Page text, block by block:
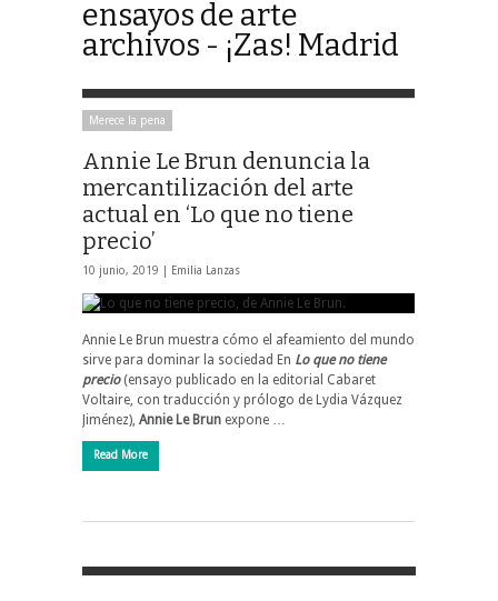
ensayos de arte
archivos - ¡Zas! Madrid
Merece la pena
Annie Le Brun denuncia la
mercantilización del arte
actual en ‘Lo que no tiene
precio’
10 junio, 2019 | Emilia Lanzas
Annie Le Brun muestra cómo el afeamiento del mundo
sirve para dominar la sociedad En Lo que no tiene
precio(ensayo publicado en la editorial Cabaret
Voltaire, con traducción y prólogo de Lydia Vázquez
Jiménez), Annie Le Brun expone …
Read More